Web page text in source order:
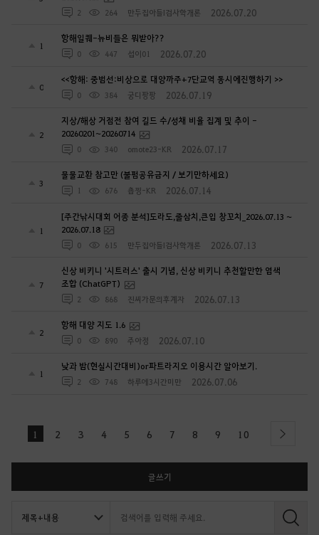
2 264 만두집아들I검사학개론 2026.07.20
1
항해일퀘-뉴비들은 뭐받아??
0 447 섭이01 2026.07.20
0
<<항해: 중범선:비상으로 대양까주+7단교역 동시에진행하기 >>
0 384 궁디팡팡 2026.07.19
2
지상/해상 거점전 참여 길드 수/성채 비율 집계 및 추이 -
20260201~20260714
0 340 omote23-KR 2026.07.17
3
물물교환 참고만 (불펌공유금지 / 보기만하세요)
1 676 춉찡-KR 2026.07.14
1
[주간낚시대회 어종 분석]도라도,줄삼치,큰입 창꼬치_2026.07.13 ~
2026.07.18
0 615 만두집아들I검사학개론 2026.07.13
7
신상 비키니 '시트러스' 출시 기념, 신상 비키니 추천할만한 염색
조합 (ChatGPT)
2 868 진씨가문의후계자 2026.07.13
2
항해 대양 지도 1.6
0 890 주아정 2026.07.10
1
낮과 밤(현실시간대비)or파트라지오 이용시간 알아보기.
2 748 하루에3시간미만 2026.07.06
1 2 3 4 5 6 7 8 9 10 next
글쓰기
검